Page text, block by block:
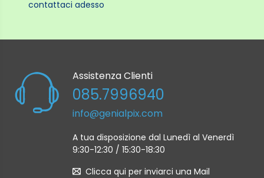
contattaci adesso
Assistenza Clienti
085.7996940
info@genialpix.com
A tua disposizione dal Lunedì al Venerdì
9:30-12:30 / 15:30-18:30
Clicca qui per inviarci una Mail